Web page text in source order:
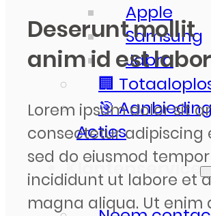
Apple
Samsung
Jabra
🏢
🎯
Acties
Klantenservice
Deserunt mollit
anim id est
Lorem ipsum dolor sit
consectetur adipiscing
sed do eiusmod tempor
incididunt ut labore et
magna aliqua. Ut enim